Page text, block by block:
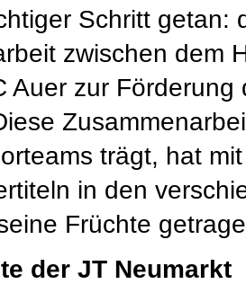
Schritt getan:
zwischen dem
Auer zur Förderung
trägt, hat
in den
Früchte
der JT Neumarkt